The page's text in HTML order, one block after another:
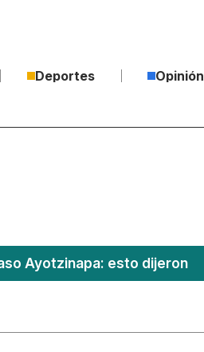
Deportes Opinión
Ayotzinapa: esto dijeron